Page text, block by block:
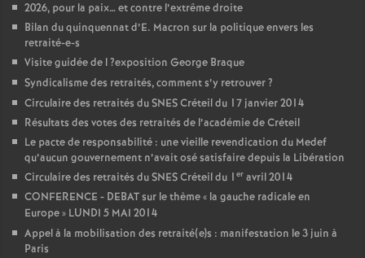
2026, pour la paix… et contre l’extrême droite
Bilan du quinquennat d’E. Macron sur la politique envers les
retraité-e-s
Visite guidée de l?exposition George Braque
Syndicalisme des retraités, comment s’y retrouver?
Circulaire des retraités duSNESCréteil du 17 janvier 2014
Résultats des votes des retraités de l’académie de Créteil
Le pacte de responsabilité : une vieille revendication du Medef
qu’aucun gouvernement n’avait osé satisfaire depuis la Libération
Circulaire des retraités duSNESCréteil du 1 er avril 2014
CONFERENCE - DEBATsur le thème « la gauche radicale en
Europe» LUNDI 5 MAI 2014
Appel à la mobilisation des retraité(e)s : manifestation le 3 juin à
Paris